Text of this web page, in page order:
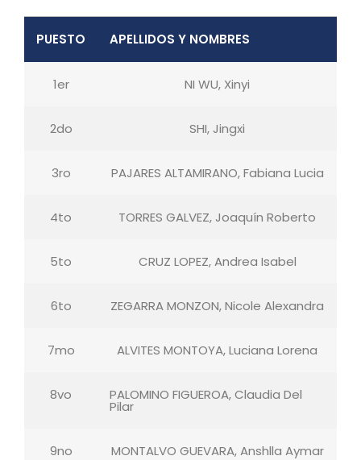
PUESTO APELLIDOS Y NOMBRES
1er NI WU, Xinyi
2do SHI, Jingxi
3ro PAJARES ALTAMIRANO, Fabiana Lucia
4to TORRES GALVEZ, Joaquín Roberto
5to CRUZ LOPEZ, Andrea Isabel
6to ZEGARRA MONZON, Nicole Alexandra
7mo ALVITES MONTOYA, Luciana Lorena
8vo PALOMINO FIGUEROA, Claudia Del
Pilar
9no MONTALVO GUEVARA, Anshlla Aymar